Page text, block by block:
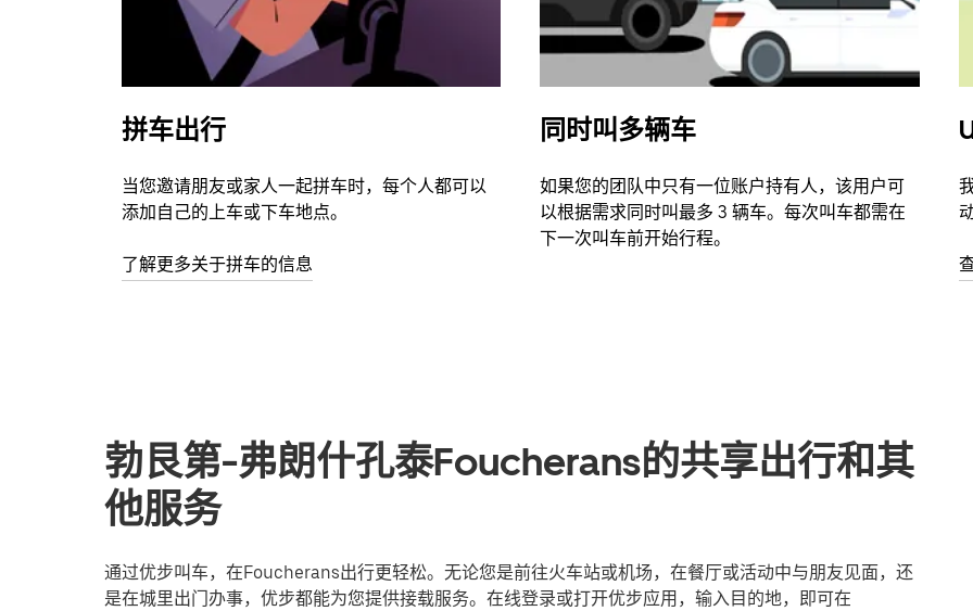
拼车出行
当您邀请朋友或家人一起拼车时，每个人都可以
添加自己的上车或下车地点。
了解更多关于拼车的信息
同时叫多辆车
如果您的团队中只有一位账户持有人，该用户可
以根据需求同时叫最多 3 辆车。每次叫车都需在
下一次叫车前开始行程。
勃艮第-弗朗什孔泰Foucherans的共享出行和其
他服务
通过优步叫车，在Foucherans出行更轻松。无论您是前往火车站或机场，在餐厅或活动中与朋友见面，还
是在城里出门办事，优步都能为您提供接载服务。在线登录或打开优步应用，输入目的地，即可在